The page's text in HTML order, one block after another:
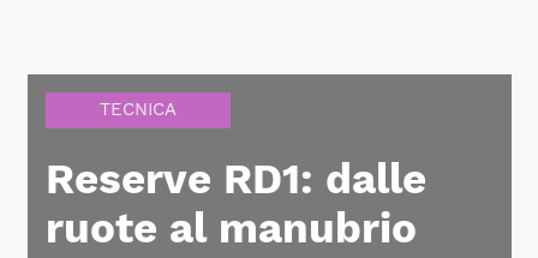
TECNICA
Reserve RD1: dalle
ruote al manubrio